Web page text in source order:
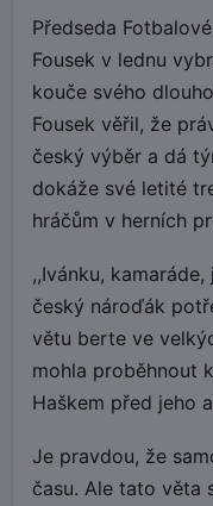
Předseda
Fousek v lednu
kouče svého
Fousek věřil, že
český výběr a dá
dokáže své letité
hráčům v herních
,,Ivánku,
český nároďák
větu berte ve
mohla proběhnout
Haškem před jeho
Je pravdou, že
času. Ale tato věta